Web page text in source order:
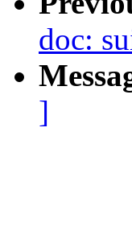
doc:
]